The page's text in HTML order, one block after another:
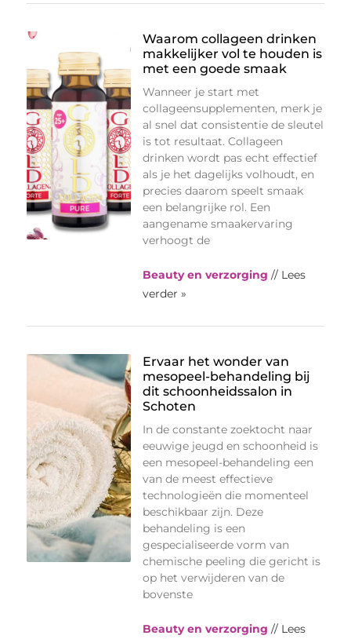
Waarom collageen drinken
makkelijker vol te houden is
met een goede smaak
Wanneer je start met
collageensupplementen, merk je
al snel dat consistentie de sleutel
is tot resultaat. Collageen
drinken wordt pas echt effectief
als je het dagelijks volhoudt, en
precies daarom speelt smaak
een belangrijke rol. Een
aangename smaakervaring
verhoogt de
Beauty en verzorging // Lees
verder »
Ervaar het wonder van
mesopeel-behandeling bij
dit schoonheidssalon in
Schoten
In de constante zoektocht naar
eeuwige jeugd en schoonheid is
een mesopeel-behandeling een
van de meest effectieve
technologieën die momenteel
beschikbaar zijn. Deze
behandeling is een
gespecialiseerde vorm van
chemische peeling die gericht is
op het verwijderen van de
bovenste
Beauty en verzorging // Lees